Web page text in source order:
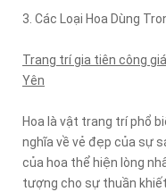
3. Các Loại Hoa Dùng
Trang trí gia tiên công
Yên
Hoa là vật trang trí phổ
nghĩa về vẻ đẹp của sự
của hoa thể hiện lòng
tượng cho sự thuần